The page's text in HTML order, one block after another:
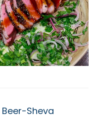
Sheva